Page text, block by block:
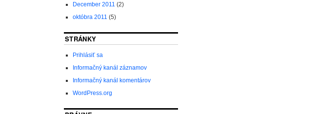
December 2011 (2)
októbra 2011 (5)
STRÁNKY
Prihlásiť sa
Informačný kanál záznamov
Informačný kanál komentárov
WordPress.org